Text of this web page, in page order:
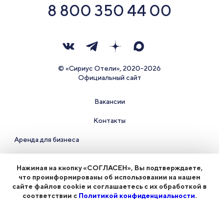
8 800 350 44 00
© «Сириус Отели», 2020-2026
Официальный сайт
Вакансии
Контакты
Аренда для бизнеса
Политика конфиденциальности
Часто задаваемые
Нажимая на кнопку «СОГЛАСЕН», Вы подтверждаете,
что проинформированы об использовании на нашем
сайте файлов cookie и соглашаетесь с их обработкой в
соответствии с Политикой конфиденциальности.